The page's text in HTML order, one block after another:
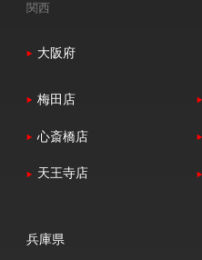
関西
大阪府
梅田店
心斎橋店
天王寺店
兵庫県